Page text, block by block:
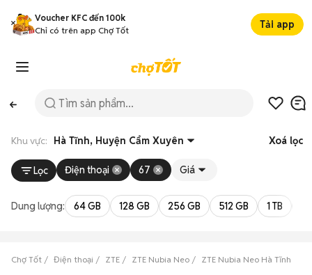
Voucher KFC đến 100k
Chỉ có trên app Chợ Tốt
Tải app
Khu vực: Hà Tĩnh, Huyện Cẩm Xuyên Xoá lọc
Lọc Điện thoại 67 Giá
Dung lượng: 64 GB 128 GB 256 GB 512 GB 1 TB
Chợ Tốt Điện thoại ZTE ZTE Nubia Neo ZTE Nubia Neo Hà Tĩnh